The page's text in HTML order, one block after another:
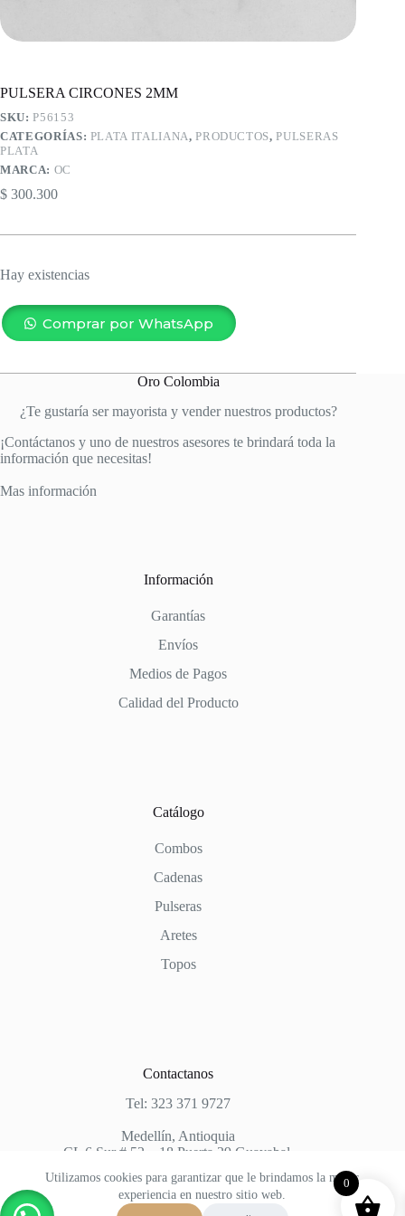
Utilizamos cookies para garantizar que le brindamos la mejor
experiencia en nuestro sitio web.
PULSERA CIRCONES 2MM
SKU:P56153
CATEGORÍAS: PLATA ITALIANA,PRODUCTOS,PULSERAS
PLATA
MARCA: OC
$ 300.300
Hay existencias
Comprar por WhatsApp
Oro Colombia
¿Te gustaría ser mayorista y vender nuestros productos?
¡Contáctanos y uno de nuestros asesores te brindará toda la
información que necesitas!
Mas información
Información
Garantías
Envíos
Medios de Pagos
Calidad del Producto
Catálogo
Combos
Cadenas
Pulseras
Aretes
Topos
Contactanos
Tel: 323 371 9727
Medellín, Antioquia
CL 6 Sur # 52 – 18 Puerta 29 Guayabal.
0